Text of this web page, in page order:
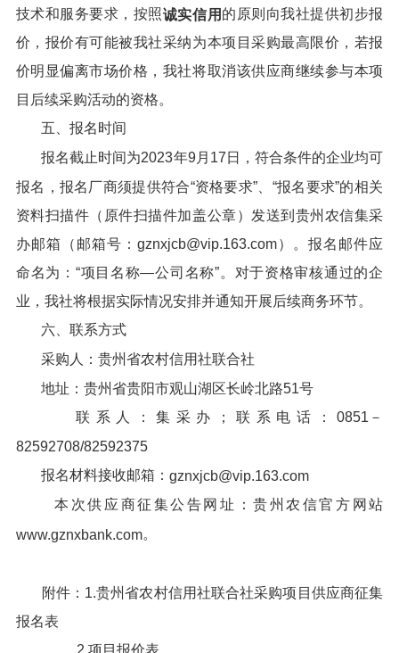
技术和服务要求，按照诚实信用 的原则向我社提供初步报
价，报价有可能被我社采纳为本项目采购最高限价，若报
价明显偏离市场价格，我社将取消该供应商继续参与本项
目后续采购活动的资格。
五、报名时间
报名截止时间为2023年9月17日，符合条件的企业均可
报名，报名厂商须提供符合“资格要求”、“报名要求”的相关
资料扫描件（原件扫描件加盖公章）发送到贵州农信集采
办邮箱（邮箱号：gznxjcb@vip.163.com）。报名邮件应
命名为：“项目名称—公司名称”。对于资格审核通过的企
业，我社将根据实际情况安排并通知开展后续商务环节。
六、联系方式
采购人：贵州省农村信用社联合社
地址：贵州省贵阳市观山湖区长岭北路51号
联系人：集采办；联系电话：0851－
82592708/82592375
报名材料接收邮箱： gznxjcb@vip.163.com
本次供应商征集公告网址：贵州农信官方网站
www.gznxbank.com。
附件：1.贵州省农村信用社联合社采购项目供应商征集
报名表
2.项目报价表